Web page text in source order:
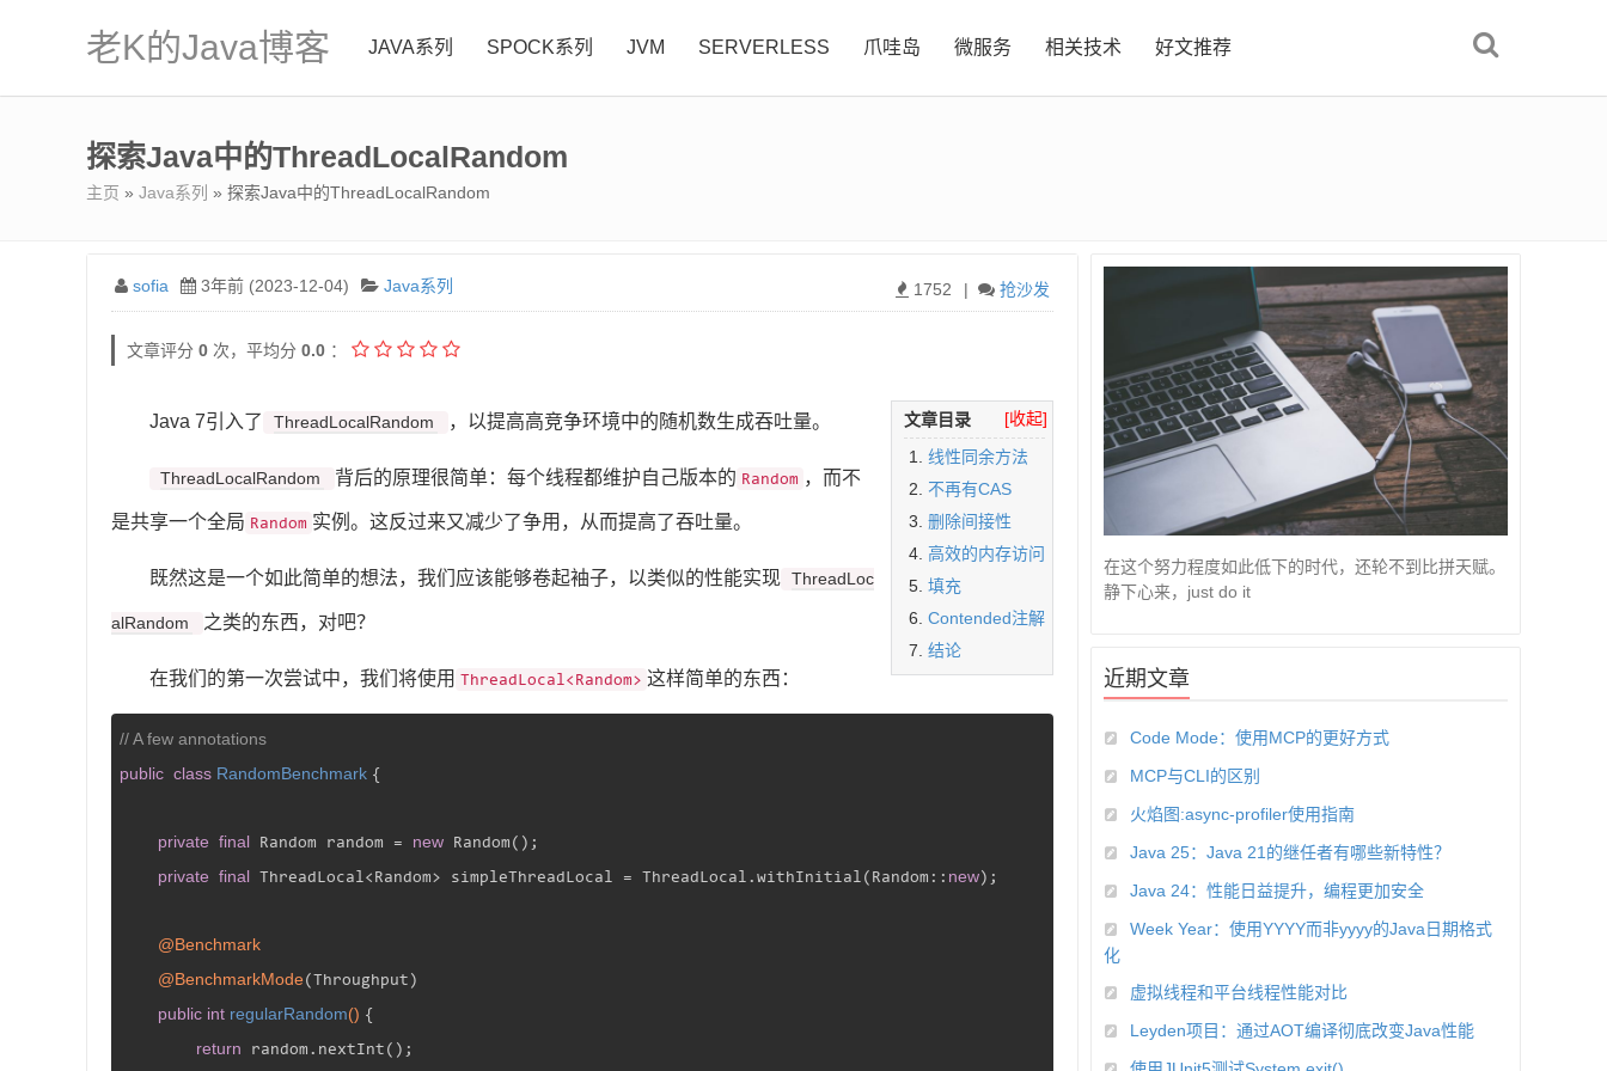
老K的Java博客 JAVA系列 SPOCK系列 JVM SERVERLESS 爪哇岛 微服务 相关技术 好文推荐
探索Java中的ThreadLocalRandom
主页 » Java系列 » 探索Java中的ThreadLocalRandom
sofia 3年前 (2023-12-04) Java系列 | 抢沙发
1752
文章评分 0 次，平均分 0.0 ：
[收起]
文章目录
线性同余方法
不再有CAS
删除间接性
高效的内存访问
填充
Contended注解
结论
Java 7引入了 ThreadLocalRandom ，以提高高竞争环境中的随机数生成吞吐量。
ThreadLocalRandom 背后的原理很简单：每个线程都维护自己版本的 Random ，而不
是共享一个全局 Random 实例。这反过来又减少了争用，从而提高了吞吐量。
既然这是一个如此简单的想法，我们应该能够卷起袖子，以类似的性能实现 ThreadLoc
alRandom 之类的东西，对吧？
在我们的第一次尝试中，我们将使用 ThreadLocal<Random> 这样简单的东西：
// A few annotations
public class RandomBenchmark {
private final Random random = new Random();
private final ThreadLocal<Random> simpleThreadLocal = ThreadLocal.withInitial(Random:: new);
@Benchmark
@BenchmarkMode(Throughput)
public int regularRandom() {
return random.nextInt();
在这个努力程度如此低下的时代，还轮不到比拼天赋。
静下心来，just do it
近期文章
Code Mode：使用MCP的更好方式
MCP与CLI的区别
火焰图:async-profiler使用指南
Java 25：Java 21的继任者有哪些新特性？
Java 24：性能日益提升，编程更加安全
Week Year：使用YYYY而非yyyy的Java日期格式
化
虚拟线程和平台线程性能对比
Leyden项目：通过AOT编译彻底改变Java性能